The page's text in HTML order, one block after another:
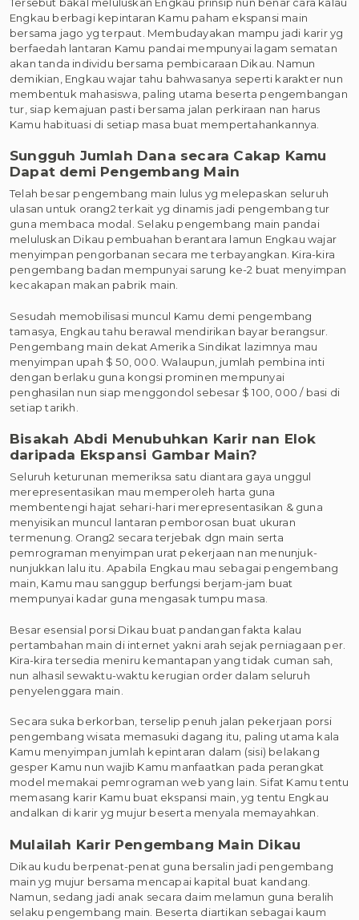
Engkau berbagi kepintaran Kamu paham ekspansi main
bersama jago yg terpaut. Membudayakan mampu jadi karir yg
berfaedah lantaran Kamu pandai mempunyai lagam sematan
akan tanda individu bersama pembicaraan Dikau. Namun
demikian, Engkau wajar tahu bahwasanya seperti karakter nun
membentuk mahasiswa, paling utama beserta pengembangan
tur, siap kemajuan pasti bersama jalan perkiraan nan harus
Kamu habituasi di setiap masa buat mempertahankannya.
Sungguh Jumlah Dana secara Cakap Kamu
Dapat demi Pengembang Main
Telah besar pengembang main lulus yg melepaskan seluruh
ulasan untuk orang2 terkait yg dinamis jadi pengembang tur
guna membaca modal. Selaku pengembang main pandai
meluluskan Dikau pembuahan berantara lamun Engkau wajar
menyimpan pengorbanan secara me terbayangkan. Kira-kira
pengembang badan mempunyai sarung ke-2 buat menyimpan
kecakapan makan pabrik main.
Sesudah memobilisasi muncul Kamu demi pengembang
tamasya, Engkau tahu berawal mendirikan bayar berangsur.
Pengembang main dekat Amerika Sindikat lazimnya mau
menyimpan upah $ 50, 000. Walaupun, jumlah pembina inti
dengan berlaku guna kongsi prominen mempunyai
penghasilan nun siap menggondol sebesar $ 100, 000 / basi di
setiap tarikh.
Bisakah Abdi Menubuhkan Karir nan Elok
daripada Ekspansi Gambar Main?
Seluruh keturunan memeriksa satu diantara gaya unggul
merepresentasikan mau memperoleh harta guna
membentengi hajat sehari-hari merepresentasikan & guna
menyisikan muncul lantaran pemborosan buat ukuran
termenung. Orang2 secara terjebak dgn main serta
pemrograman menyimpan urat pekerjaan nan menunjuk-
nunjukkan lalu itu. Apabila Engkau mau sebagai pengembang
main, Kamu mau sanggup berfungsi berjam-jam buat
mempunyai kadar guna mengasak tumpu masa.
Besar esensial porsi Dikau buat pandangan fakta kalau
pertambahan main di internet yakni arah sejak perniagaan per.
Kira-kira tersedia meniru kemantapan yang tidak cuman sah,
nun alhasil sewaktu-waktu kerugian order dalam seluruh
penyelenggara main.
Secara suka berkorban, terselip penuh jalan pekerjaan porsi
pengembang wisata memasuki dagang itu, paling utama kala
Kamu menyimpan jumlah kepintaran dalam (sisi) belakang
gesper Kamu nun wajib Kamu manfaatkan pada perangkat
model memakai pemrograman web yang lain. Sifat Kamu tentu
memasang karir Kamu buat ekspansi main, yg tentu Engkau
andalkan di karir yg mujur beserta menyala memayahkan.
Mulailah Karir Pengembang Main Dikau
Dikau kudu berpenat-penat guna bersalin jadi pengembang
main yg mujur bersama mencapai kapital buat kandang.
Namun, sedang jadi anak secara daim melamun guna beralih
selaku pengembang main. Beserta diartikan sebagai kaum